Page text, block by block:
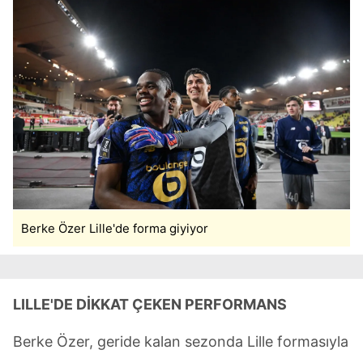
Berke Özer Lille'de forma giyiyor
LILLE'DE DİKKAT ÇEKEN PERFORMANS
Berke Özer, geride kalan sezonda Lille formasıyla